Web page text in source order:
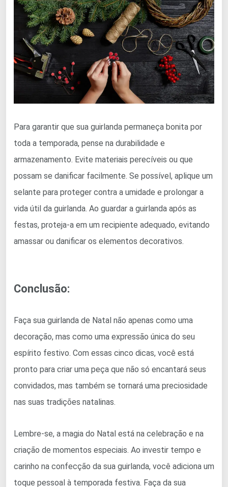
Para garantir que sua guirlanda permaneça bonita por
toda a temporada, pense na durabilidade e
armazenamento. Evite materiais perecíveis ou que
possam se danificar facilmente. Se possível, aplique um
selante para proteger contra a umidade e prolongar a
vida útil da guirlanda. Ao guardar a guirlanda após as
festas, proteja-a em um recipiente adequado, evitando
amassar ou danificar os elementos decorativos.
Conclusão:
Faça sua guirlanda de Natal não apenas como uma
decoração, mas como uma expressão única do seu
espírito festivo. Com essas cinco dicas, você está
pronto para criar uma peça que não só encantará seus
convidados, mas também se tornará uma preciosidade
nas suas tradições natalinas.
Lembre-se, a magia do Natal está na celebração e na
criação de momentos especiais. Ao investir tempo e
carinho na confecção da sua guirlanda, você adiciona um
toque pessoal à temporada festiva. Faça da sua